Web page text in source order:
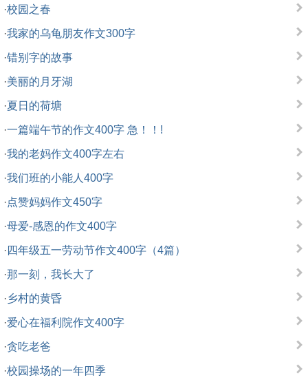
·校园之春
·我家的乌龟朋友作文300字
·错别字的故事
·美丽的月牙湖
·夏日的荷塘
·一篇端午节的作文400字 急！！!
·我的老妈作文400字左右
·我们班的小能人400字
·点赞妈妈作文450字
·母爱-感恩的作文400字
· 四年级五一劳动节作文400字（4篇）
·那一刻，我长大了
·乡村的黄昏
·爱心在福利院作文400字
·贪吃老爸
·校园操场的一年四季